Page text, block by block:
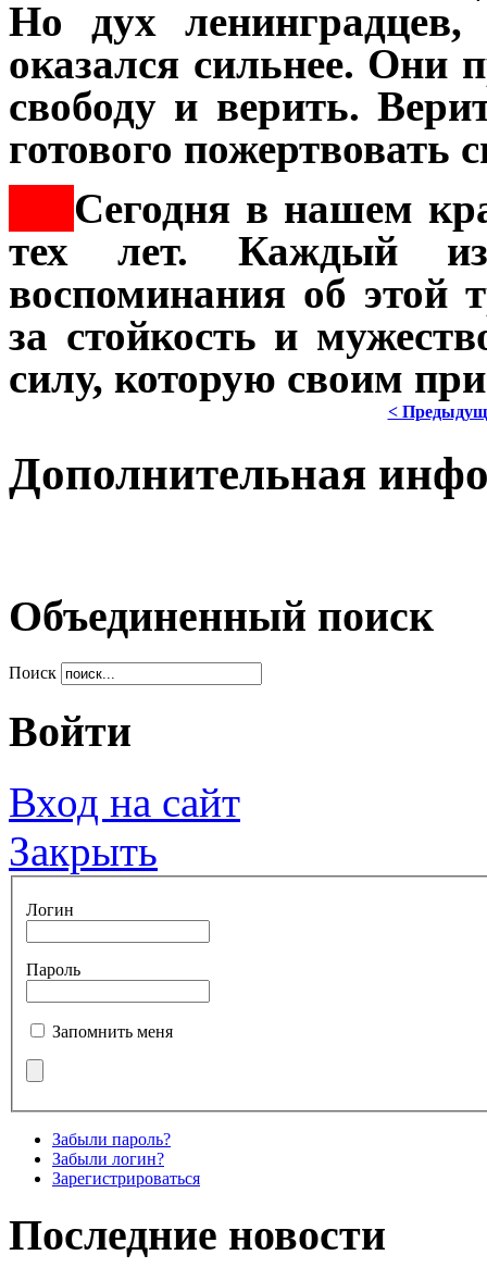
Но дух
оказался сильнее. Они
свободу и верить.
готового
Сегодня в нашем
тех лет. Каждый
воспоминания об этой
за стойкость и
силу, которую своим
<
Дополнительная
Объединенный поиск
Поиск
Войти
Вход на сайт
Закрыть
Логин
Пароль
Запомнить меня
Забыли пароль?
Забыли логин?
Зарегистрироваться
Последние новости